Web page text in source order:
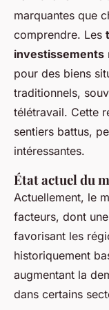
marquantes que
comprendre. Les
investissements
pour des biens
traditionnels,
télétravail. Cette
sentiers battus,
intéressantes.
État actuel du
Actuellement, le
facteurs, dont
favorisant les
historiquement
augmentant la
dans certains